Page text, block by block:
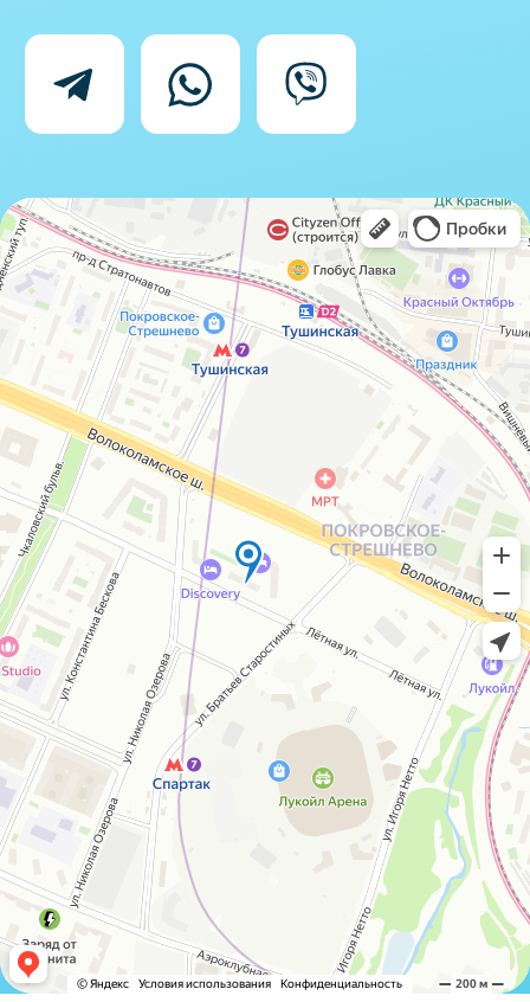
Политика конфиденциальности
данных
IceIceMarket © 2025